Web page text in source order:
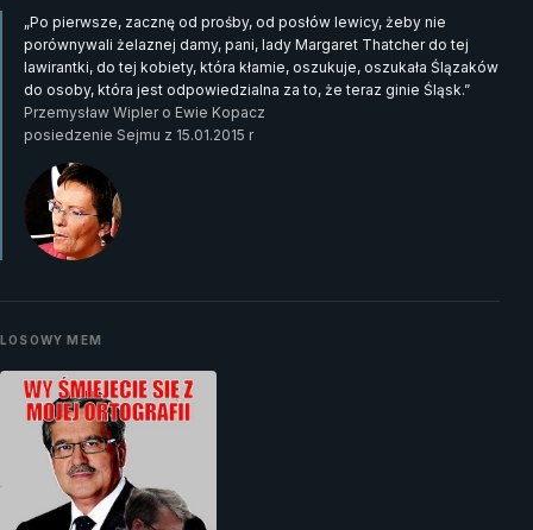
„Po pierwsze, zacznę od prośby, od posłów lewicy, żeby nie
porównywali żelaznej damy, pani, lady Margaret Thatcher do tej
lawirantki, do tej kobiety, która kłamie, oszukuje, oszukała Ślązaków
do osoby, która jest odpowiedzialna za to, że teraz ginie Śląsk.”
Przemysław Wipler o Ewie Kopacz
posiedzenie Sejmu z 15.01.2015 r
LOSOWY MEM